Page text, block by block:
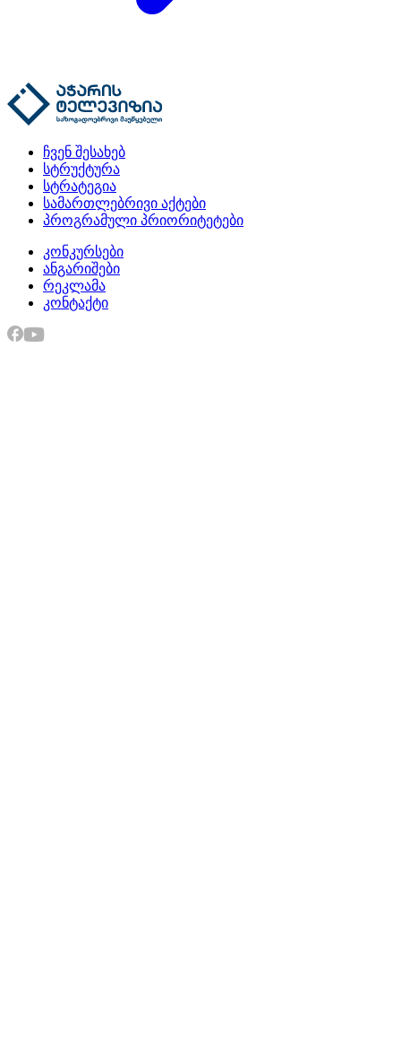
ჩვენ შესახებ
სტრუქტურა
სტრატეგია
სამართლებრივი აქტები
პროგრამული პრიორიტეტები
კონკურსები
ანგარიშები
რეკლამა
კონტაქტი